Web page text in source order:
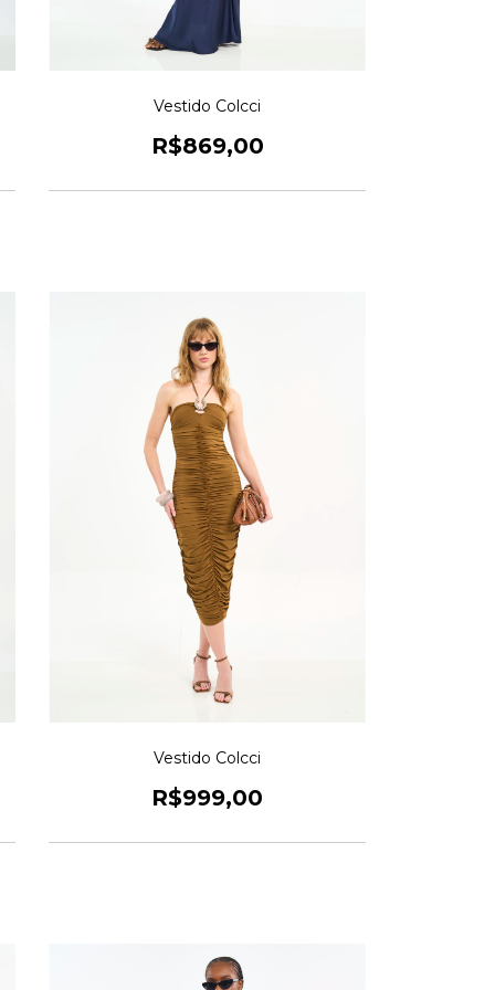
Vestido Colcci
R$869,00
Vestido Colcci
R$999,00